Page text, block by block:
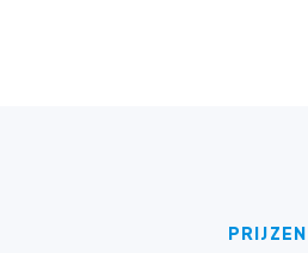
PRIJZEN